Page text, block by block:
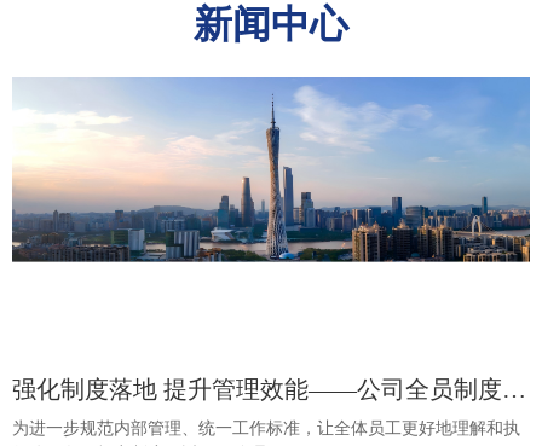
新闻中心
强化制度落地 提升管理效能——公司全员制度培
训圆满完成
为进一步规范内部管理、统一工作标准，让全体员工更好地理解和执